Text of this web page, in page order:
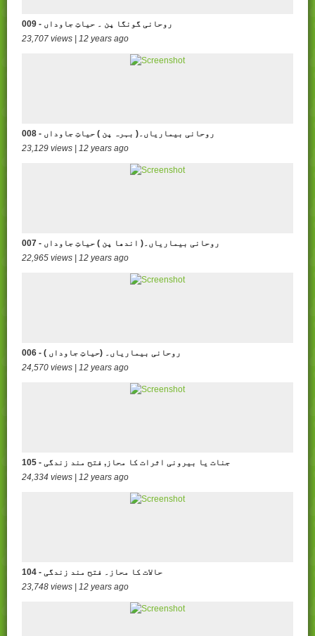
009 - روحانی گونگا پن ۔ حیاتِ جاوداں
23,707 views | 12 years ago
008 - روحانی بیماریاں۔( بہرہ پن ) حیاتِ جاوداں
23,129 views | 12 years ago
007 - روحانی بیماریاں۔( اندھا پن ) حیاتِ جاوداں
22,965 views | 12 years ago
006 - ( روحانی بیماریاں۔ (حیاتِ جاوداں
24,570 views | 12 years ago
105 - جنات یا بیرونی اثرات کا محاز, فتح مند زندگی
24,334 views | 12 years ago
104 - حالات کا محاز۔ فتح مند زندگی
23,748 views | 12 years ago